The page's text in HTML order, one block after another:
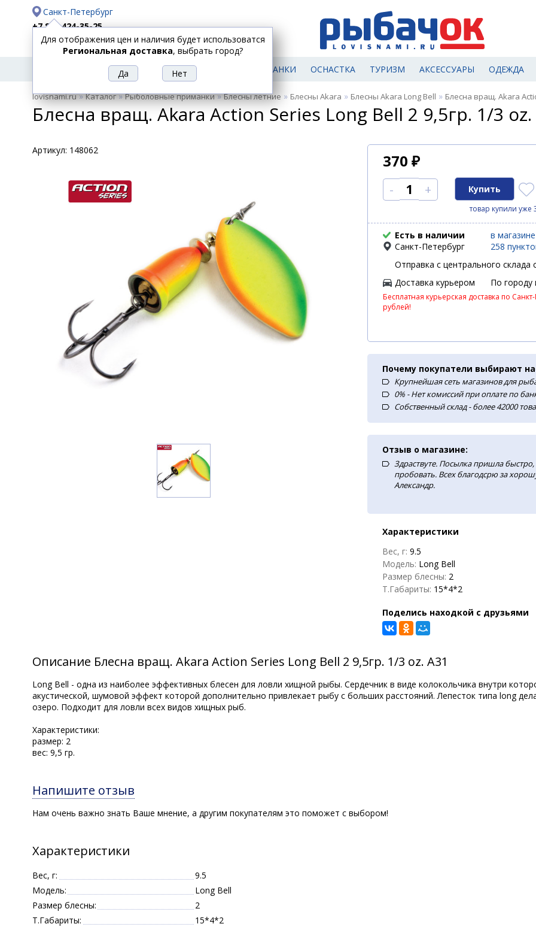
Санкт-Петербург
+7 812 424-35-25
Доставка
Оплата
Для отображения цен и наличия будет использоватся
Региональная доставка, выбрать город?
РЫБОЛОВНЫЕ
ТОВАРЫ
СПИННИНГИ КАТУШКИ ПРИМАНКИ ОСНАСТКА ТУРИЗМ АКСЕССУАРЫ ОДЕЖДА
lovisnami.ru»Каталог»Рыболовные приманки»Блесны летние » Блесны Akara » Блесны Akara Long Bell » Блесна вращ. Akara
Блесна вращ. Akara Action Series Long Bell 2 9,5гр. 1/3 oz.
Артикул: 148062
370 ₽
- +
товар купили уже
Есть в наличии
в магазине
Санкт-Петербург
258
Отправка с центрального склада
Доставка курьером
По городу
Бесплатная курьерская доставка по
рублей!
Почему покупатели выбирают
Крупнейшая сеть магазинов для
0% - Нет комиссий при оплате по
Собственный склад - более 42000
Отзыв о магазине:
Здраствуте. Посылка пришла
пробовать. Всех благодсрю за
Александр.
Характеристики
Вес, г: 9.5
Модель: Long Bell
Размер блесны: 2
Т.Габариты: 15*4*2
Поделись находкой с друзьями
Описание Блесна вращ. Akara Action Series Long Bell 2 9,5гр. 1/3 oz. A31
Long Bell - одна из наиболее эффективных блесен для ловли хищной рыбы. Сердечник в виде колокольчика внутри
акустической, шумовой эффект которой дополнительно привлекает рыбу с больших расстояний. Лепесток типа long
озеро. Подходит для ловли всех видов хищных рыб.
Характеристики:
размер: 2
вес: 9,5 гр.
Напишите отзыв
Нам очень важно знать Ваше мнение, а другим покупателям это поможет с выбором!
Характеристики
Вес, г:
9.5
Модель:
Long Bell
Размер блесны:
2
Т.Габариты:
15*4*2